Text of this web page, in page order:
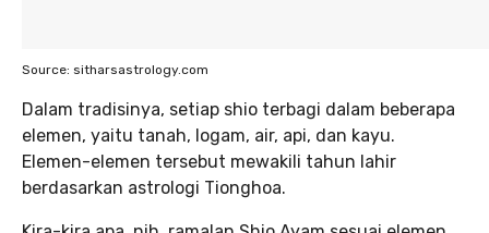
Source: sitharsastrology.com
Dalam tradisinya, setiap shio terbagi dalam beberapa
elemen, yaitu tanah, logam, air, api, dan kayu.
Elemen-elemen tersebut mewakili tahun lahir
berdasarkan astrologi Tionghoa.